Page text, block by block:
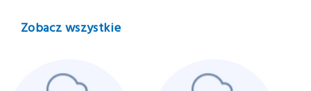
Zobacz wszystkie